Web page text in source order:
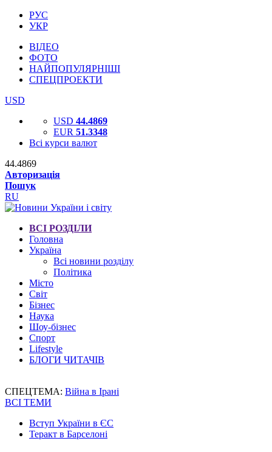
РУС
УКР
ВІДЕО
ФОТО
НАЙПОПУЛЯРНІШІ
СПЕЦПРОЕКТИ
USD
USD 44.4869
EUR 51.3348
Всі курси валют
44.4869
Авторизація
Пошук
RU
ВСІ РОЗДІЛИ
Головна
Україна
Всі новини розділу
Політика
Місто
Світ
Бізнес
Наука
Шоу-бізнес
Спорт
Lifestyle
БЛОГИ ЧИТАЧІВ
СПЕЦТЕМА: Війна в Ірані
ВСІ ТЕМИ
Вступ України в ЄС
Теракт в Барселоні